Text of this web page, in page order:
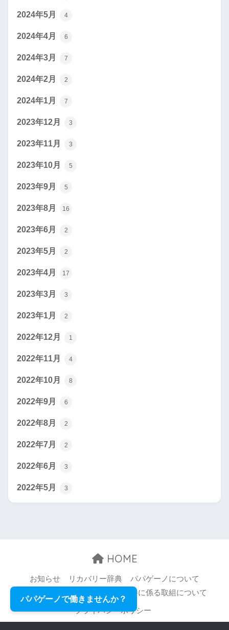
2024年5月 4
2024年4月 6
2024年3月 7
2024年2月 2
2024年1月 7
2023年12月 3
2023年11月 3
2023年10月 5
2023年9月 5
2023年8月 16
2023年6月 2
2023年5月 2
2023年4月 17
2023年3月 3
2023年1月 2
2022年12月 1
2022年11月 4
2022年10月 8
2022年9月 6
2022年8月 2
2022年7月 2
2022年6月 3
2022年5月 3
HOME
お知らせ リカバリー辞典
パパゲーノについて
職場環境等の改善に係る取組について
プライバシーポリシー
© 2026 Papageno,Inc. All rights reserved.
パパゲーノで働きませんか？